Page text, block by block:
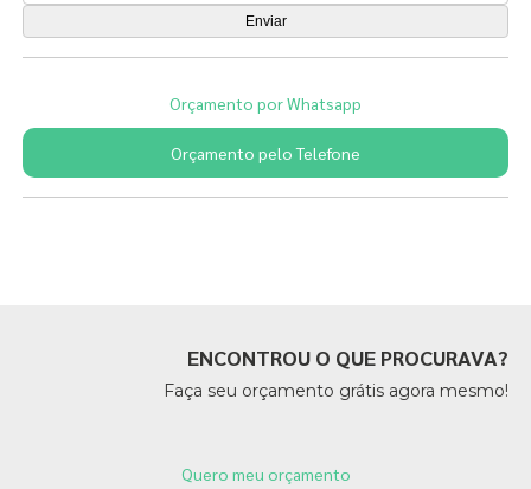
Orçamento por Whatsapp
Orçamento pelo Telefone
ENCONTROU O QUE PROCURAVA?
Faça seu orçamento grátis agora mesmo!
Quero meu orçamento